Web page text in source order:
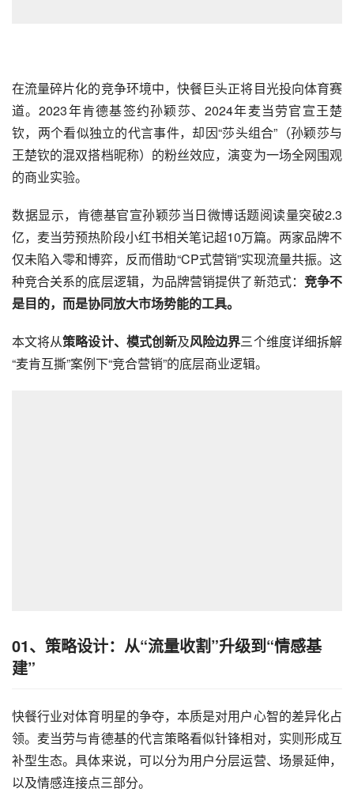
在流量碎片化的竞争环境中，快餐巨头正将目光投向体育赛
道。2023年肯德基签约孙颖莎、2024年麦当劳官宣王楚
钦，两个看似独立的代言事件，却因“莎头组合”（孙颖莎与
王楚钦的混双搭档昵称）的粉丝效应，演变为一场全网围观
的商业实验。
数据显示，肯德基官宣孙颖莎当日微博话题阅读量突破2.3
亿，麦当劳预热阶段小红书相关笔记超10万篇。两家品牌不
仅未陷入零和博弈，反而借助“CP式营销”实现流量共振。这
种竞合关系的底层逻辑，为品牌营销提供了新范式： 竞争不
是目的，而是协同放大市场势能的工具。
本文将从策略设计、模式创新及风险边界三个维度详细拆解
“麦肯互撕”案例下“竞合营销”的底层商业逻辑。
01、 策略设计：从“流量收割”升级到“情感基
建”
快餐行业对体育明星的争夺，本质是对用户心智的差异化占
领。麦当劳与肯德基的代言策略看似针锋相对，实则形成互
补型生态。具体来说，可以分为用户分层运营、场景延伸，
以及情感连接点三部分。